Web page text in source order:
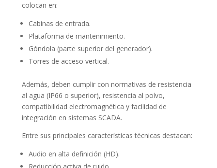
colocan en:
Cabinas de entrada.
Plataforma de mantenimiento.
Góndola (parte superior del generador).
Torres de acceso vertical.
Además, deben cumplir con normativas de resistencia
al agua (IP66 o superior), resistencia al polvo,
compatibilidad electromagnética y facilidad de
integración en sistemas SCADA.
Entre sus principales características técnicas destacan:
Audio en alta definición (HD).